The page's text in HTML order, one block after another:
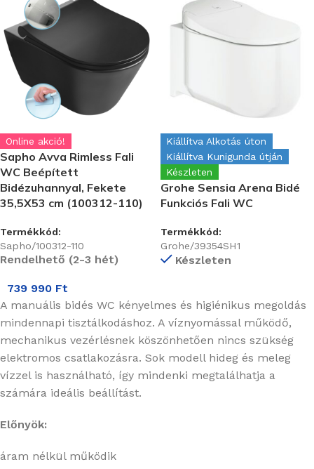
Online akció!
Sapho Avva Rimless Fali
WC Beépített
Bidézuhannyal, Fekete
35,5X53 cm (100312-110)
Termékkód:
Sapho/100312-110
Rendelhető (2-3 hét)
Kiállítva Alkotás úton
Kiállítva Kunigunda útján
Készleten
Grohe Sensia Arena Bidé
Funkciós Fali WC
Termékkód:
Grohe/39354SH1
Készleten
739 990 Ft
A manuális bidés WC kényelmes és higiénikus megoldás
mindennapi tisztálkodáshoz. A víznyomással működő,
mechanikus vezérlésnek köszönhetően nincs szükség
elektromos csatlakozásra. Sok modell hideg és meleg
vízzel is használható, így mindenki megtalálhatja a
számára ideális beállítást.
Előnyök:
áram nélkül működik